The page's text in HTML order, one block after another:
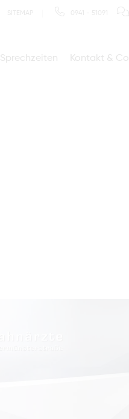
Sprechzeiten Kontakt & Co.